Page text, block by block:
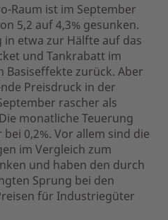
Raum ist im September
5,2 auf 4,3% gesunken.
etwa zur Hälfte auf das
und Tankrabatt im
zurück. Aber
Preisdruck in der
rascher als
monatliche Teuerung
0,2%. Vor allem sind die
im Vergleich zum
und haben den durch
Sprung bei den
für Industriegüter